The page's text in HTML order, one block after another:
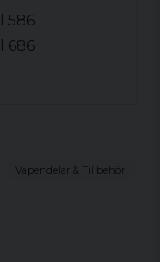
586
686
Vapendelar & Tillbehör